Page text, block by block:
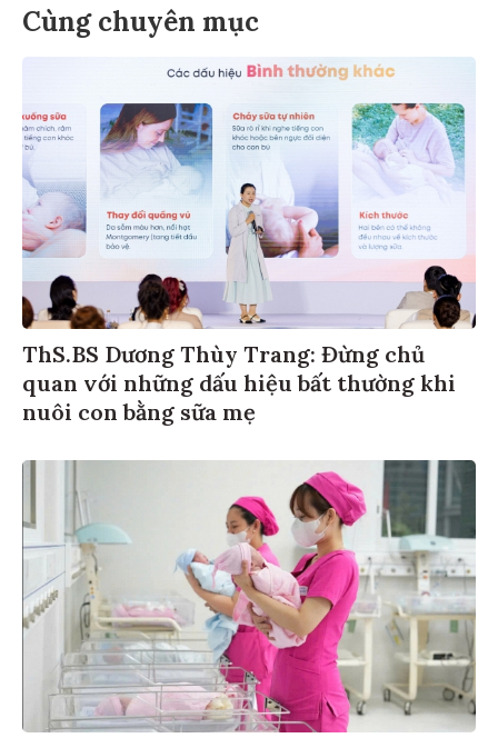
Cùng chuyên mục
ThS.BS Dương Thùy Trang: Đừng chủ
quan với những dấu hiệu bất thường khi
nuôi con bằng sữa mẹ